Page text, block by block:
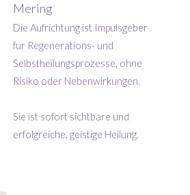
Mering
Die Aufrichtung ist Impulsgeber
fur Regenerations- und
Selbstheilungsprozesse, ohne
Risiko oder Nebenwirkungen.
Sie ist sofort sichtbare und
erfolgreiche, geistige Heilung.